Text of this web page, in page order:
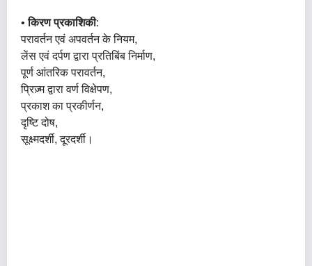
•किरण प्रकाशिकी:
परावर्तन एवं अपवर्तन के नियम,
लेंस एवं दर्पण द्वारा प्रतिबिंब निर्माण,
पूर्ण आंतरिक परावर्तन,
प्रिज़्म द्वारा वर्ण विक्षेपण,
प्रकाश का प्रकीर्णन,
दृष्टि दोष,
सूक्ष्मदर्शी, दूरदर्शी।